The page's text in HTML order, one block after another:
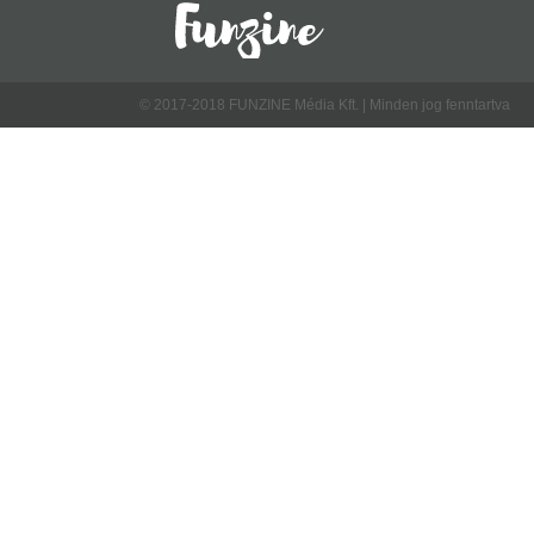
© 2017-2018 FUNZINE Média Kft. | Minden jog fenntartva